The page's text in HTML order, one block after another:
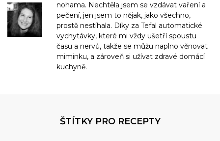
nohama. Nechtěla jsem se vzdávat vaření a
pečení, jen jsem to nějak, jako všechno,
prostě nestíhala. Díky za Tefal automatické
vychytávky, které mi vždy ušetří spoustu
času a nervů, takže se můžu naplno věnovat
miminku, a zároveň si užívat zdravé domácí
kuchyně.
ŠTÍTKY PRO RECEPTY